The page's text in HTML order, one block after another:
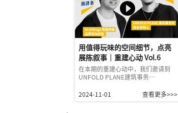
用值得玩味的空间细节，点亮
展陈叙事｜重建心动 Vol.6
在本期的重建心动中，我们邀请到
UNFOLD PLANE建筑事务…
2024-11-01 查看更多>>>